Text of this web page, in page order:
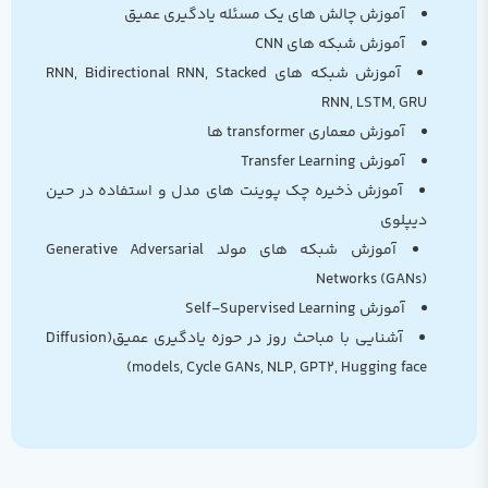
GAN. نه صرفاً اجرا — بلکه درک، پیاده‌سازی، و تحلیل
نتیجه‌ها.
✅ توی مسیر، کم‌کم مفهوم‌های پراکنده تو ذهنت سر و
شکل پیدا می‌کنن:
می‌فهمی فرق بین هوش مصنوعی و یادگیری ماشین چیه،
کِی باید از مدل ساده استفاده کنی، کی باید بری سمت
یادگیری عمیق.
✅ بعد میری سراغ پروژه‌هایی که به درد رزومه واقعی
می‌خورن:
تحلیل بورس، پیش‌بینی قیمت خانه در تهران، مدل‌های
متنی، دسته‌بندی تصویر، تشخیص اشیاء، خلاصه‌سازی متن،
و حتی کار با مدل‌های LLM مثل GPT2.
آموزش چالش های یک مسئله یادگیری عمیق
آموزش شبکه های CNN
آموزش شبکه های RNN, Bidirectional RNN, Stacked
RNN, LSTM, GRU‌
آموزش معماری transformer ها
آموزش Transfer Learning
آموزش ذخیره چک پوینت های مدل و استفاده در حین
دیپلوی
آموزش شبکه های مولد Generative Adversarial
Networks (GANs)
آموزش Self-Supervised Learning
آشنایی با مباحث روز در حوزه یادگیری عمیق(Diffusion
models, Cycle GANs, NLP, GPT2, Hugging face)